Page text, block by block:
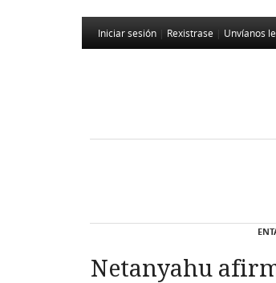
Iniciar sesión Rexistrase Unvíanos
Netanyahu